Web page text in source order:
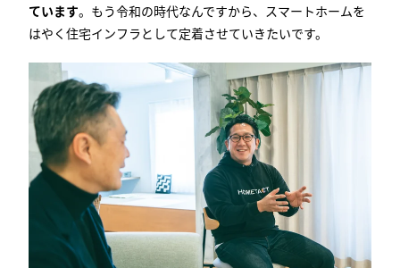
ています。もう令和の時代なんですから、スマートホームを
はやく住宅インフラとして定着させていきたいです。